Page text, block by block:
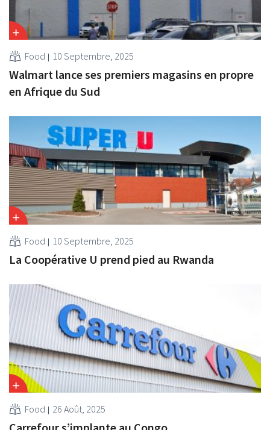
Food 10 Septembre, 2025
Walmart lance ses premiers magasins en propre
en Afrique du Sud
Food 10 Septembre, 2025
La Coopérative U prend pied au Rwanda
Food 26 Août, 2025